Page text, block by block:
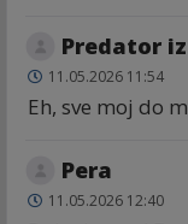
Predator
11.05.2026 11:54
Eh, sve moj do
Pera
11.05.2026 12:40